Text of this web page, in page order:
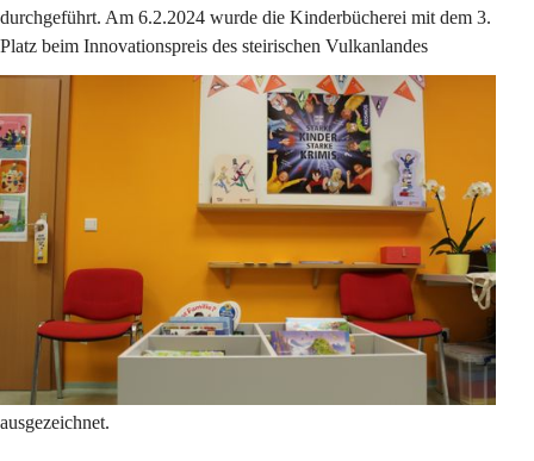
durchgeführt. Am 6.2.2024 wurde die Kinderbücherei mit dem 3.
Platz beim Innovationspreis des steirischen Vulkanlandes
ausgezeichnet.